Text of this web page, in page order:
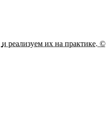
и реализуем их на практике. ©